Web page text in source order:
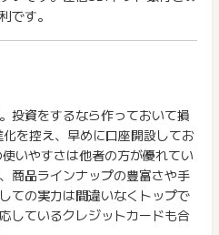
イントについて、広告主に直接
ント獲得対象外となる場合がご
数上位のネット証券5社 (SB証
松井証券、 マネックス証券、
・一般）の合計
です。
投資をするなら作っておいて損
を控え、早めに口座開設してお
いやすさは他者の方が優れてい
商品ラインナップの豊富さや手
ての実力は間違いなくトップで
しているクレジットカードも合